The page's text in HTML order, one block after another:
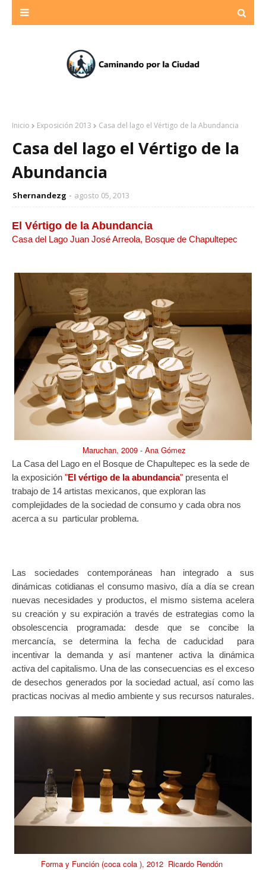
Inicio Exposición 2013 Casa del lago el Vértigo de la Abundancia
Casa del lago el Vértigo de la
Abundancia
Shernandezg agosto 05, 2013
El Vértigo de la Abundancia
Casa del Lago Juan José Arreola, Bosque de Chapultepec
Maruchan, 2009 - Ana Gómez
La Casa del Lago en el Bosque de Chapultepec es la sede de
la exposición "El vértigo de la abundancia" presenta el
trabajo de 14 artistas mexicanos, que exploran las
complejidades de la sociedad de consumo y cada obra nos
acerca a su particular problema.
Las sociedades contemporáneas han integrado a sus
dinámicas cotidianas el consumo masivo, día a día se crean
nuevas necesidades y productos, el mismo sistema acelera
su creación y su expiración a través de estrategias como la
obsolescencia programada: desde que se concibe la
mercancía, se determina la fecha de caducidad para
incentivar la demanda y así mantener activa la dinámica
activa del capitalismo. Una de las consecuencias es el exceso
de desechos generados por la sociedad actual, así como las
practicas nocivas al medio ambiente y sus recursos naturales.
Forma y Función (coca cola ), 2012 Ricardo Rendón